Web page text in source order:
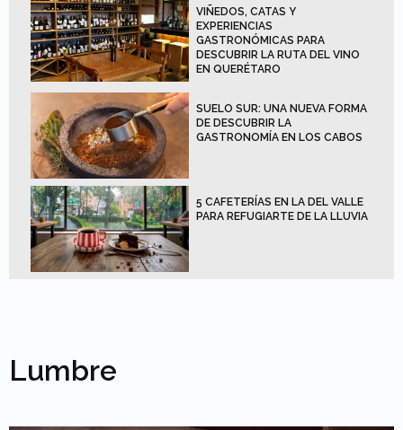
VIÑEDOS, CATAS Y
EXPERIENCIAS
GASTRONÓMICAS PARA
DESCUBRIR LA RUTA DEL VINO
EN QUERÉTARO
SUELO SUR: UNA NUEVA FORMA
DE DESCUBRIR LA
GASTRONOMÍA EN LOS CABOS
5 CAFETERÍAS EN LA DEL VALLE
PARA REFUGIARTE DE LA LLUVIA
Lumbre